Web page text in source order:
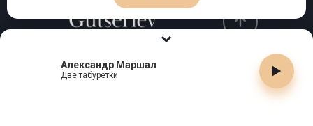
Александр Маршал
Две табуретки
Телефон:+7 (495) 909-99-40